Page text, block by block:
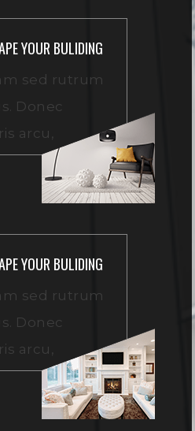
YOUR BULIDING
sed rutrum
Donec
arcu,
YOUR BULIDING
sed rutrum
Donec
arcu,